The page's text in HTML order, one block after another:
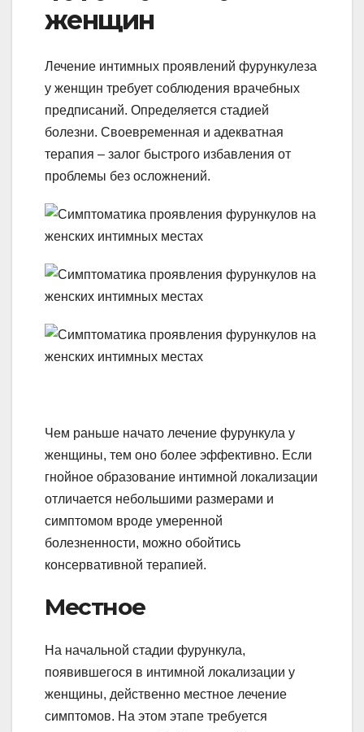
женщин
Лечение интимных проявлений фурункулеза
у женщин требует соблюдения врачебных
предписаний. Определяется стадией
болезни. Своевременная и адекватная
терапия – залог быстрого избавления от
проблемы без осложнений.
Чем раньше начато лечение фурункула у
женщины, тем оно более эффективно. Если
гнойное образование интимной локализации
отличается небольшими размерами и
симптомом вроде умеренной
болезненности, можно обойтись
консервативной терапией.
Местное
На начальной стадии фурункула,
появившегося в интимной локализации у
женщины, действенно местное лечение
симптомов. На этом этапе требуется